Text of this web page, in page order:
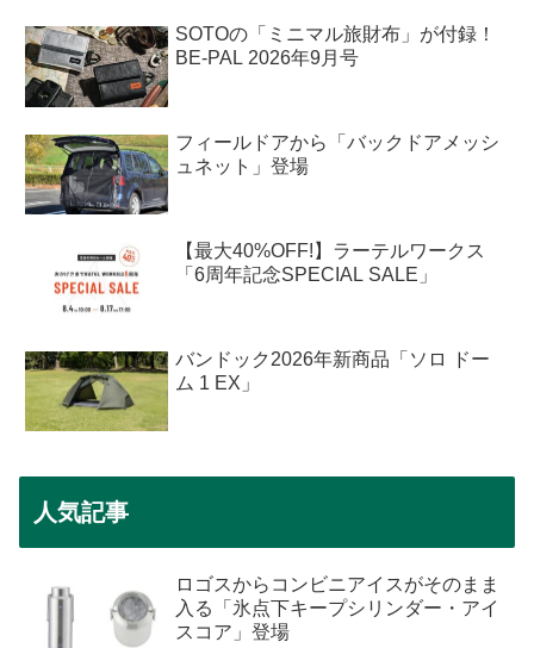
SOTOの「ミニマル旅財布」が付録！
BE-PAL 2026年9月号
フィールドアから「バックドアメッシ
ュネット」登場
【最大40%OFF!】ラーテルワークス
「6周年記念SPECIAL SALE」
バンドック2026年新商品「ソロ ドー
ム 1 EX」
人気記事
ロゴスからコンビニアイスがそのまま
入る「氷点下キープシリンダー・アイ
スコア」登場